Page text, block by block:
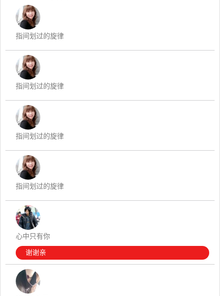
指间划过的旋律
指间划过的旋律
指间划过的旋律
指间划过的旋律
心中只有你
谢谢亲